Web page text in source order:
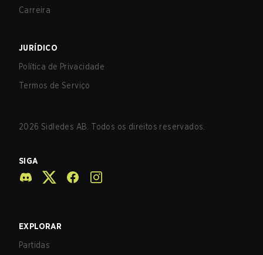
Carreira
JURÍDICO
Política de Privacidade
Termos de Serviço
2026 Sidledes AB. Todos os direitos reservados.
SIGA
EXPLORAR
Partidas